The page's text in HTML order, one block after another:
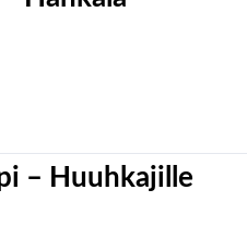
– Huuhkajille